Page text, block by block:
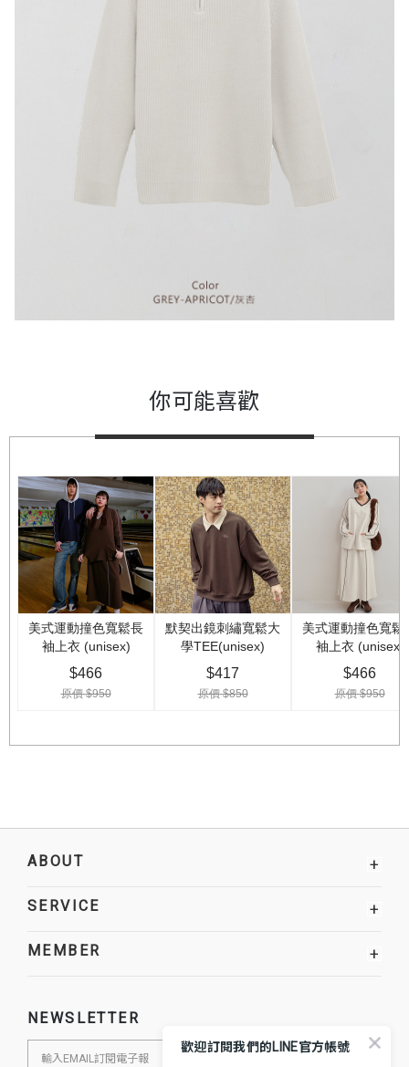
你可能喜歡
ABOUT +
SERVICE +
MEMBER +
NEWSLETTER
歡迎訂閱我們的LINE官方帳號